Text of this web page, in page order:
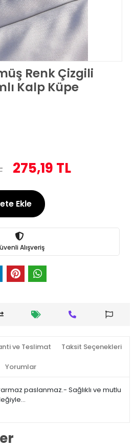
Renk Çizgili
Kalp Küpe
275,19 TL
Ekle
Alışveriş
ve Teslimat Taksit Seçenekleri
Yorumlar
paslanmaz.- Sağlıklı ve mutlu